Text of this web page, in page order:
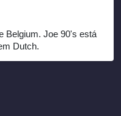
Belgium. Joe 90's está
Dutch.